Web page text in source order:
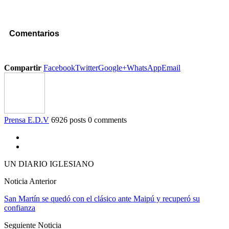
Comentarios
Compartir FacebookTwitterGoogle+WhatsAppEmail
Prensa E.D.V 6926 posts 0 comments
UN DIARIO IGLESIANO
Noticia Anterior
San Martín se quedó con el clásico ante Maipú y recuperó su
confianza
Seguiente Noticia